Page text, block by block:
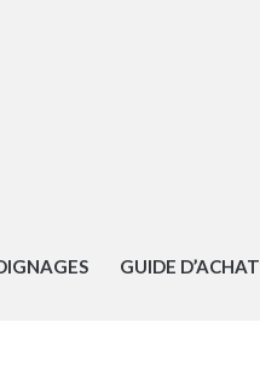
GUIDE D’ACHAT